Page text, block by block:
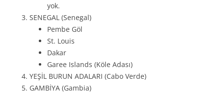
yok.
SENEGAL (Senegal)
Pembe Göl
St. Louis
Dakar
Garee Islands (Köle Adası)
YEŞİL BURUN ADALARI (Cabo Verde)
GAMBİYA (Gambia)